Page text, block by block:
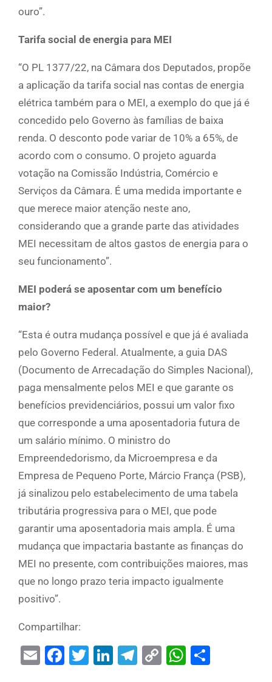
ouro”.
Tarifa social de energia para MEI
“O PL 1377/22, na Câmara dos Deputados, propõe
a aplicação da tarifa social nas contas de energia
elétrica também para o MEI, a exemplo do que já é
concedido pelo Governo às famílias de baixa
renda. O desconto pode variar de 10% a 65%, de
acordo com o consumo. O projeto aguarda
votação na Comissão Indústria, Comércio e
Serviços da Câmara. É uma medida importante e
que merece maior atenção neste ano,
considerando que a grande parte das atividades
MEI necessitam de altos gastos de energia para o
seu funcionamento”.
MEI poderá se aposentar com um benefício
maior?
“Esta é outra mudança possível e que já é avaliada
pelo Governo Federal. Atualmente, a guia DAS
(Documento de Arrecadação do Simples Nacional),
paga mensalmente pelos MEI e que garante os
benefícios previdenciários, possui um valor fixo
que corresponde a uma aposentadoria futura de
um salário mínimo. O ministro do
Empreendedorismo, da Microempresa e da
Empresa de Pequeno Porte, Márcio França (PSB),
já sinalizou pelo estabelecimento de uma tabela
tributária progressiva para o MEI, que pode
garantir uma aposentadoria mais ampla. É uma
mudança que impactaria bastante as finanças do
MEI no presente, com contribuições maiores, mas
que no longo prazo teria impacto igualmente
positivo”.
Compartilhar:
EmailFacebook
Twitter
LinkedIn
Telegram
Copy